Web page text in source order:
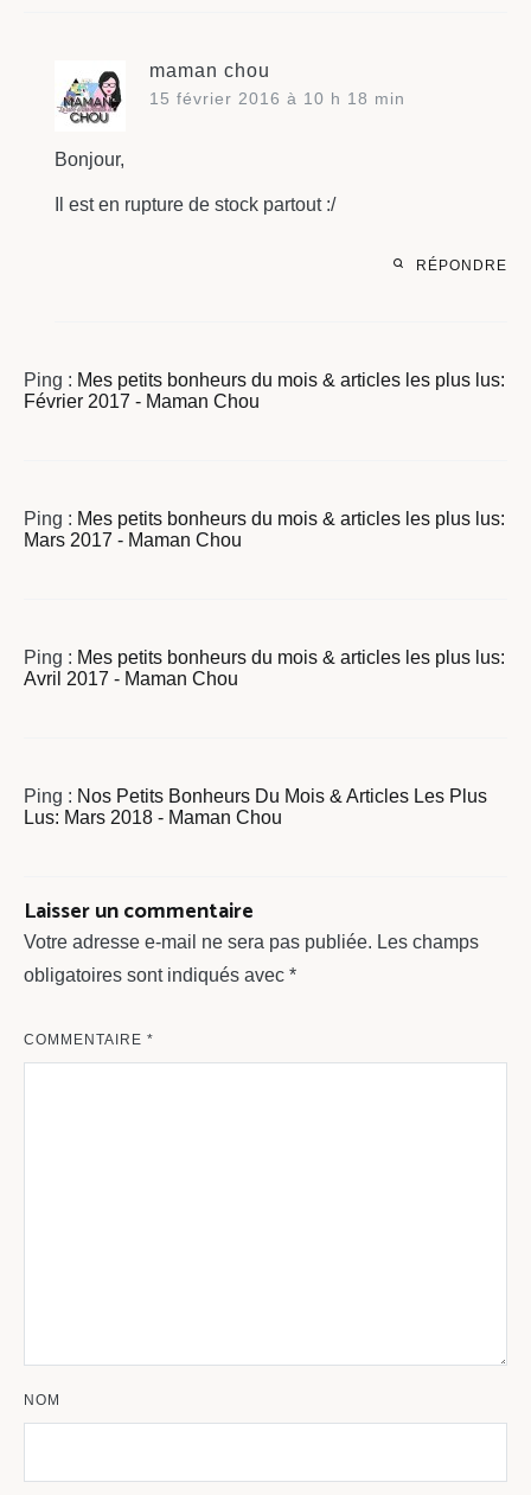
maman chou
15 février 2016 à 10 h 18 min
Bonjour,
Il est en rupture de stock partout :/
RÉPONDRE
Ping : Mes petits bonheurs du mois & articles les plus lus:
Février 2017 - Maman Chou
Ping : Mes petits bonheurs du mois & articles les plus lus:
Mars 2017 - Maman Chou
Ping : Mes petits bonheurs du mois & articles les plus lus:
Avril 2017 - Maman Chou
Ping : Nos Petits Bonheurs Du Mois & Articles Les Plus
Lus: Mars 2018 - Maman Chou
Laisser un commentaire
Votre adresse e-mail ne sera pas publiée. Les champs
obligatoires sont indiqués avec *
COMMENTAIRE *
NOM